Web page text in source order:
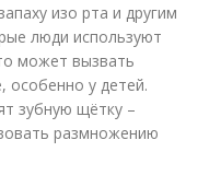
изо рта и другим
люди используют
может вызвать
особенно у детей.
зубную щётку –
размножению